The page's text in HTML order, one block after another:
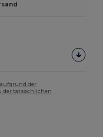
aufgrund der
der tatsächlichen